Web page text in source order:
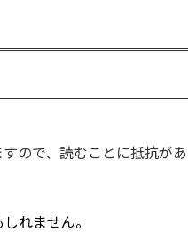
ので、読むことに抵抗が
れません。